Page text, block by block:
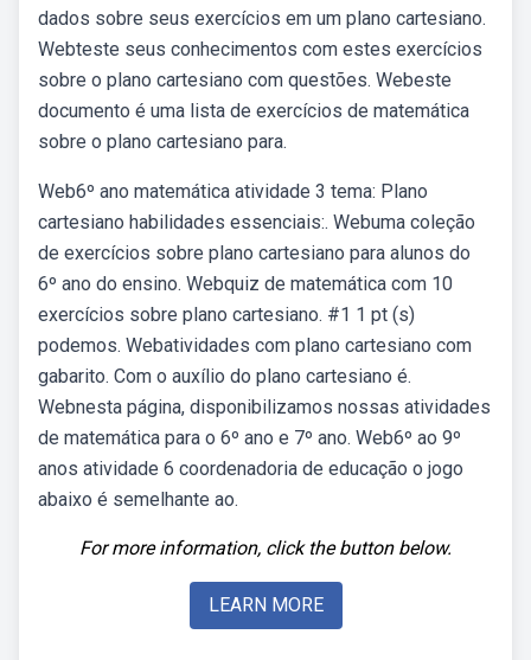
dados sobre seus exercícios em um plano cartesiano.
Webteste seus conhecimentos com estes exercícios
sobre o plano cartesiano com questões. Webeste
documento é uma lista de exercícios de matemática
sobre o plano cartesiano para.
Web6º ano matemática atividade 3 tema: Plano
cartesiano habilidades essenciais:. Webuma coleção
de exercícios sobre plano cartesiano para alunos do
6º ano do ensino. Webquiz de matemática com 10
exercícios sobre plano cartesiano. #1 1 pt (s)
podemos. Webatividades com plano cartesiano com
gabarito. Com o auxílio do plano cartesiano é.
Webnesta página, disponibilizamos nossas atividades
de matemática para o 6º ano e 7º ano. Web6º ao 9º
anos atividade 6 coordenadoria de educação o jogo
abaixo é semelhante ao.
For more information, click the button below.
LEARN MORE